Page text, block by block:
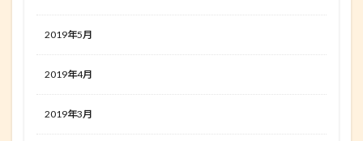
2019年5月
2019年4月
2019年3月